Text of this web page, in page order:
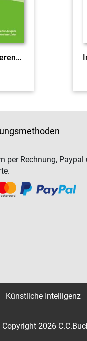
Informatik NRW 9/10 Differenzierende Ausgabe
per Rechnung, Paypal
Künstliche Intelligenz
2026